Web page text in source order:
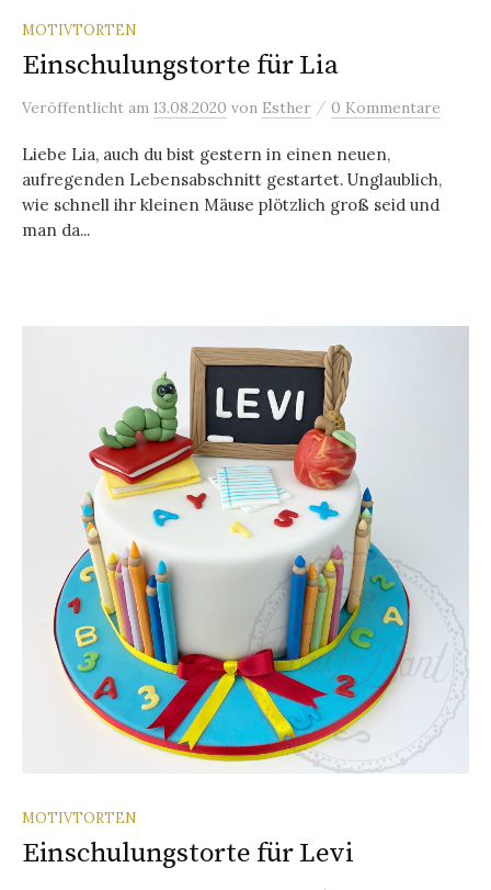
MOTIVTORTEN
Einschulungstorte für Lia
Veröffentlicht am 13.08.2020 von Esther / 0 Kommentare
Liebe Lia, auch du bist gestern in einen neuen,
aufregenden Lebensabschnitt gestartet. Unglaublich,
wie schnell ihr kleinen Mäuse plötzlich groß seid und
man da...
MOTIVTORTEN
Einschulungstorte für Levi